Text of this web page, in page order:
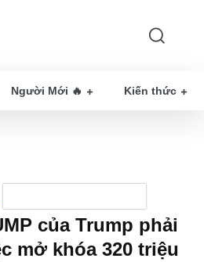
Người Mới 🔥 Kiến thức
của Trump phải
mở khóa 320 triệu